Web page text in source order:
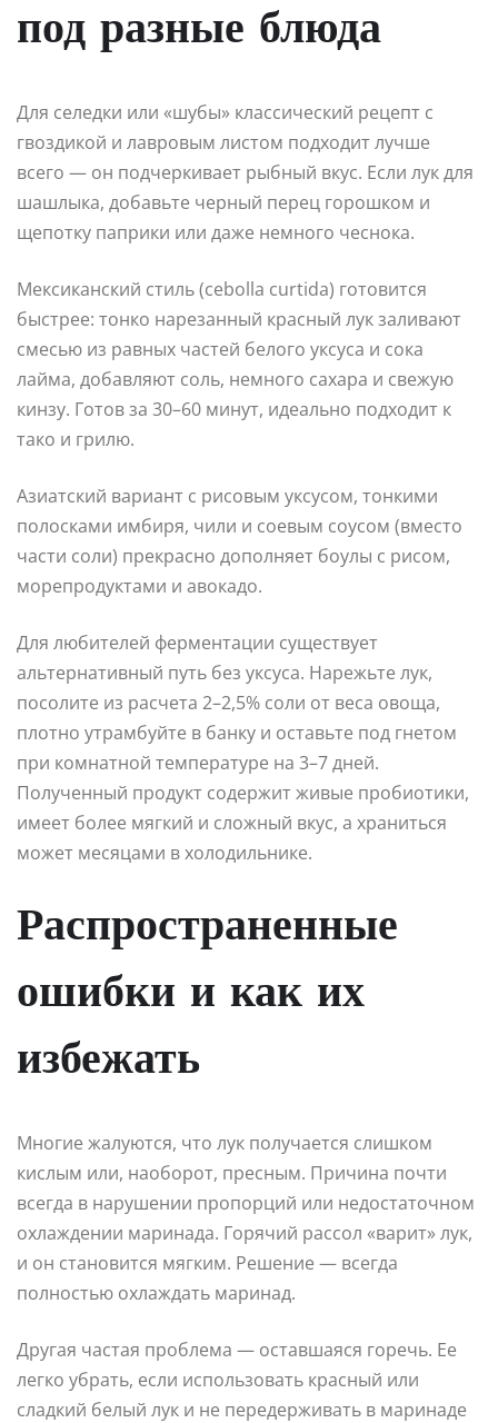
под разные блюда
Для селедки или «шубы» классический рецепт с
гвоздикой и лавровым листом подходит лучше
всего — он подчеркивает рыбный вкус. Если лук для
шашлыка, добавьте черный перец горошком и
щепотку паприки или даже немного чеснока.
Мексиканский стиль (cebolla curtida) готовится
быстрее: тонко нарезанный красный лук заливают
смесью из равных частей белого уксуса и сока
лайма, добавляют соль, немного сахара и свежую
кинзу. Готов за 30–60 минут, идеально подходит к
тако и грилю.
Азиатский вариант с рисовым уксусом, тонкими
полосками имбиря, чили и соевым соусом (вместо
части соли) прекрасно дополняет боулы с рисом,
морепродуктами и авокадо.
Для любителей ферментации существует
альтернативный путь без уксуса. Нарежьте лук,
посолите из расчета 2–2,5% соли от веса овоща,
плотно утрамбуйте в банку и оставьте под гнетом
при комнатной температуре на 3–7 дней.
Полученный продукт содержит живые пробиотики,
имеет более мягкий и сложный вкус, а храниться
может месяцами в холодильнике.
Распространенные
ошибки и как их
избежать
Многие жалуются, что лук получается слишком
кислым или, наоборот, пресным. Причина почти
всегда в нарушении пропорций или недостаточном
охлаждении маринада. Горячий рассол «варит» лук,
и он становится мягким. Решение — всегда
полностью охлаждать маринад.
Другая частая проблема — оставшаяся горечь. Ее
легко убрать, если использовать красный или
сладкий белый лук и не передерживать в маринаде